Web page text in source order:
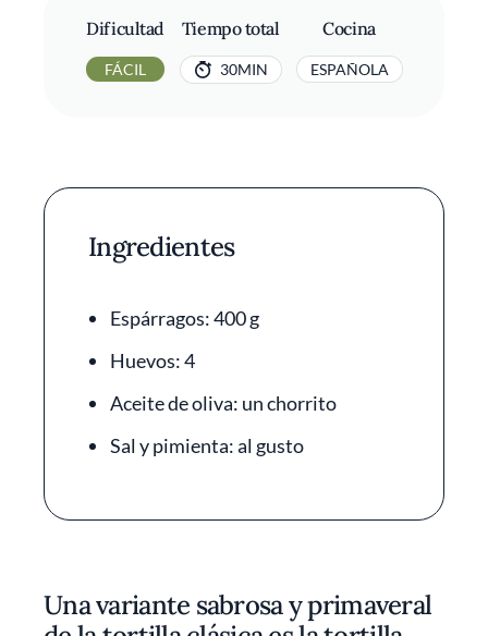
Dificultad
FÁCIL
Tiempo total
30MIN
Cocina
ESPAÑOLA
Ingredientes
Espárragos: 400 g
Huevos: 4
Aceite de oliva: un chorrito
Sal y pimienta: al gusto
Una variante sabrosa y primaveral